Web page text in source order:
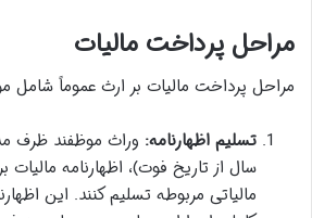
مراحل پرداخت مالیات
مراحل پرداخت مالیات بر ارث عموماً شامل
تسلیم اظهارنامه: وراث موظفند
سال از تاریخ فوت)، اظهارنامه مالیات
مالیاتی مربوطه تسلیم کنند. این